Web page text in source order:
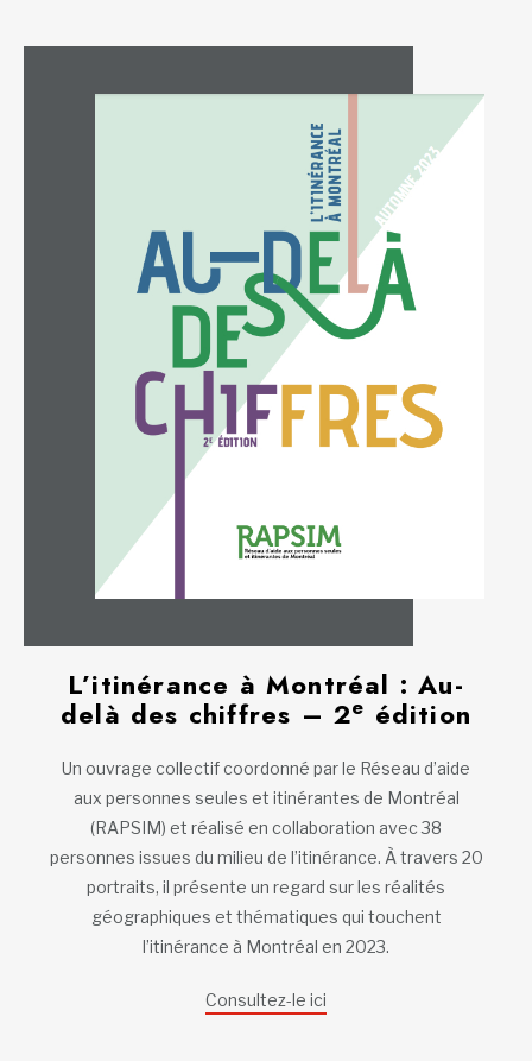
L’itinérance à Montréal : Au-
delà des chiffres – 2e édition
Un ouvrage collectif coordonné par le Réseau d’aide
aux personnes seules et itinérantes de Montréal
(RAPSIM) et réalisé en collaboration avec 38
personnes issues du milieu de l’itinérance. À travers 20
portraits, il présente un regard sur les réalités
géographiques et thématiques qui touchent
l’itinérance à Montréal en 2023.
Consultez-le ici